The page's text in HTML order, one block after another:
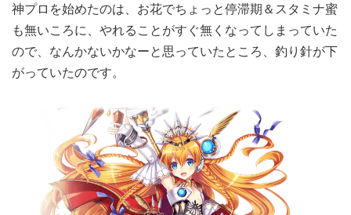
神プロを始めたのは、お花でちょっと停滞期＆スタミナ蜜
も無いころに、やれることがすぐ無くなってしまっていた
ので、なんかないかなーと思っていたところ、釣り針が下
がっていたのです。